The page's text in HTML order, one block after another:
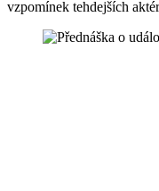
vzpomínek tehdejších